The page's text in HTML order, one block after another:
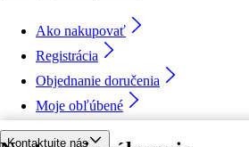
Ako nakupovať
Registrácia
Objednanie doručenia
Moje obľúbené
Kontaktujte nás